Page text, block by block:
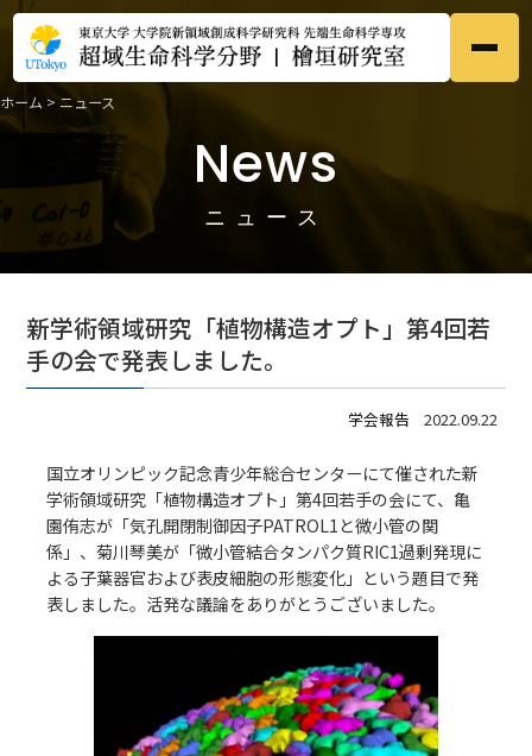
ホーム
研究内容
メンバー
●研究業績
Prospective
●ニュースNews
●アクセスAccess
ホーム > ニュース
News
ニュース
新学術領域研究「植物構造オプト」第4回若
手の会で発表しました。
学会報告 2022.09.22
国立オリンピック記念青少年総合センターにて催された新
学術領域研究「植物構造オプト」第4回若手の会にて、亀
園侑志が「気孔開閉制御因子PATROL1と微小管の関
係」、菊川琴美が「微小管結合タンパク質RIC1過剰発現に
よる子葉器官および表皮細胞の形態変化」という題目で発
表しました。活発な議論をありがとうございました。